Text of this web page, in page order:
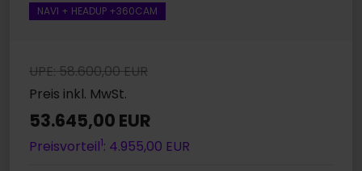
NAVI + HEADUP +360CAM
UPE: 58.600,00 EUR
Preis inkl. MwSt.
53.645,00 EUR
Preisvorteil1: 4.955,00 EUR